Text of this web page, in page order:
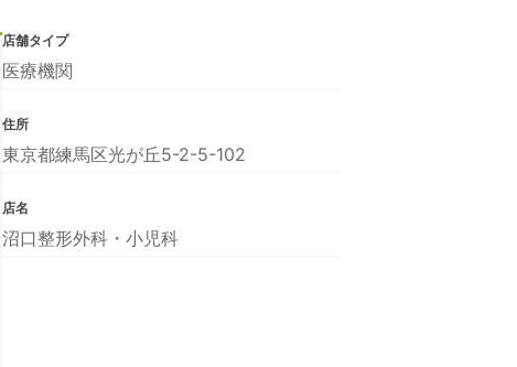
店舗タイプ
医療機関
住所
東京都練馬区光が丘5-2-5-102
店名
沼口整形外科・小児科